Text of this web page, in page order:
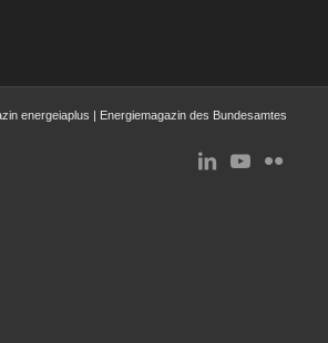
energeiaplus | Energiemagazin des Bundesamtes